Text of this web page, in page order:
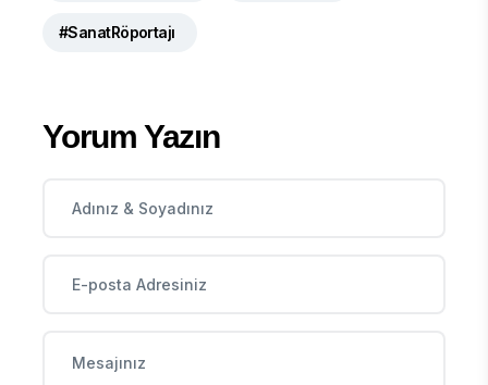
#SanatRöportajı
Yorum Yazın